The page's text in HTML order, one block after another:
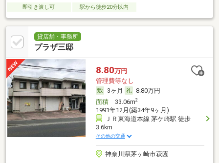
即引き渡し可 駅から徒歩20分以内
貸店舗・事務所
プラザ三邸
8.80万円
管理費等なし
3ヶ月
8.80万円
面積33.06m2
1991年12月(築34年9ヶ月)
ＪＲ東海道本線 茅ケ崎駅 徒歩
3.6km
その他の交通
神奈川県茅ヶ崎市萩園